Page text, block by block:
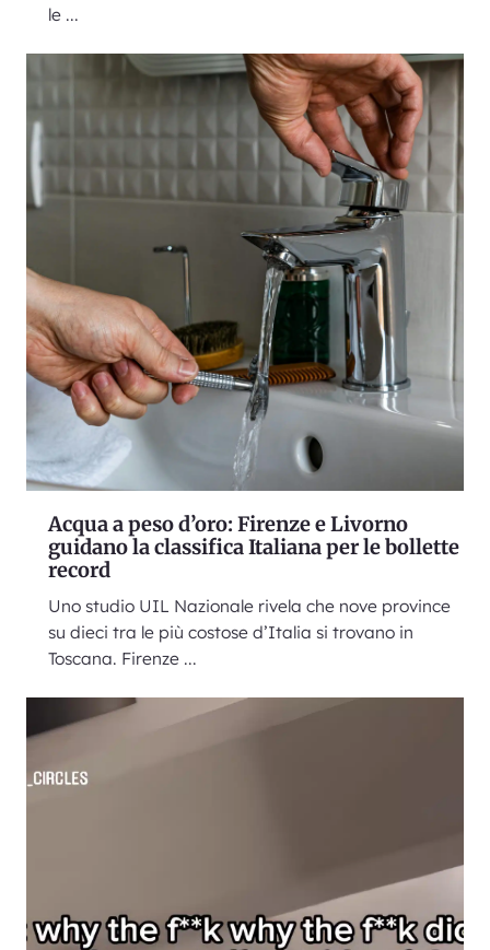
le ...
Acqua a peso d’oro: Firenze e Livorno
guidano la classifica Italiana per le bollette
record
Uno studio UIL Nazionale rivela che nove province
su dieci tra le più costose d’Italia si trovano in
Toscana. Firenze ...